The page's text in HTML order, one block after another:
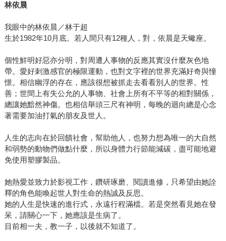
林依晨
我眼中的林依晨／林于超
生於1982年10月底。若人間只有12種人，對，依晨是天蠍座。
個性鮮明好惡亦分明，對周遭人事物的反應其實沒什麼灰色地
帶。愛好刺激感官的極限運動，也對文字裡的世界充滿好奇與憧
憬。相信幽浮的存在，應該很想被抓走去看看別人的世界。性
善；世間上有失公允的人事物、社會上所有不平等的相對關係，
總讓她黯然神傷。也相信舉頭三尺有神明，每晚的迴向總是心念
著需要加油打氣的朋友及世人。
人生的志向在於回饋社會，幫助他人，也努力想為唯一的大自然
和弱勢的動物們做點什麼，所以身體力行節能減碳，盡可能地避
免使用塑膠製品。
她熱愛並致力於影視工作，鑽研琢磨、閱讀進修，只希望由她詮
釋的角色能喚起世人對生命的熱誠及反思。
她的人生是快速的進行式，永遠行程滿檔。若是突然看見她在發
呆，請關心一下，她應該是生病了。
目前相一夫，教一子，以後就不知道了。